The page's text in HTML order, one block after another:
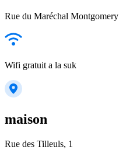
Rue du Maréchal Montgomery
Wifi gratuit a la suk
maison
Rue des Tilleuls, 1